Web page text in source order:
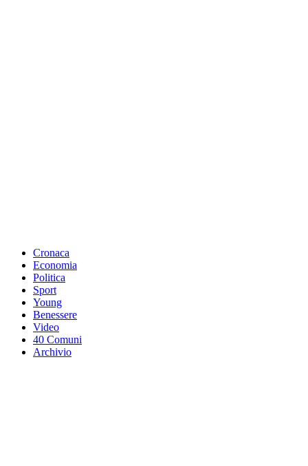
Cronaca
Economia
Politica
Sport
Young
Benessere
Video
40 Comuni
Archivio